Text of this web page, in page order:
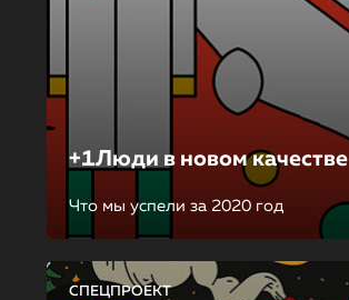
+1Люди в новом качестве
Что мы успели за 2020 год
СПЕЦПРОЕКТ